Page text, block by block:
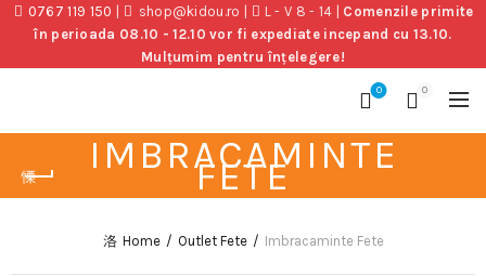
0767 119 150 shop@kidou.ro L - V 8 - 14
Comenzile primite
în perioada 08.10 - 12.10 vor fi expediate incepand cu 13.10.
Mulțumim pentru înțelegere!
0 0
IMBRACAMINTE
FETE
Home Outlet Fete Imbracaminte Fete